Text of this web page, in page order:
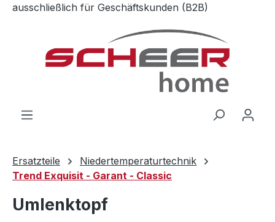
Zum Hauptinhalt springen
ausschließlich für Geschäftskunden (B2B)
Ersatzteile
Niedertemperaturtechnik
Trend Exquisit - Garant - Classic
Umlenktopf